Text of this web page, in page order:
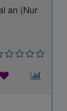
an (Nur